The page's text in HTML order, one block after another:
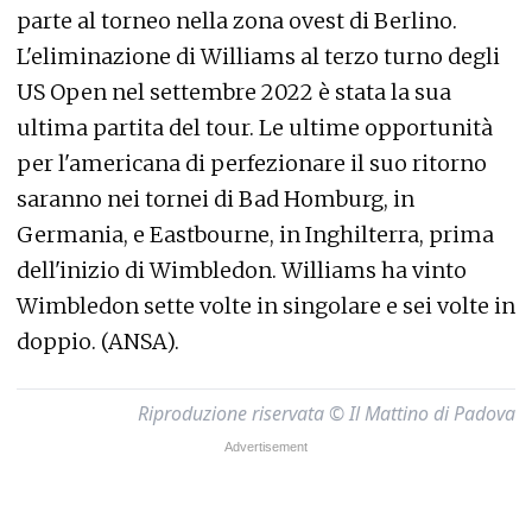
parte al torneo nella zona ovest di Berlino.
L'eliminazione di Williams al terzo turno degli
US Open nel settembre 2022 è stata la sua
ultima partita del tour. Le ultime opportunità
per l'americana di perfezionare il suo ritorno
saranno nei tornei di Bad Homburg, in
Germania, e Eastbourne, in Inghilterra, prima
dell'inizio di Wimbledon. Williams ha vinto
Wimbledon sette volte in singolare e sei volte in
doppio. (ANSA).
Riproduzione riservata © Il Mattino di Padova